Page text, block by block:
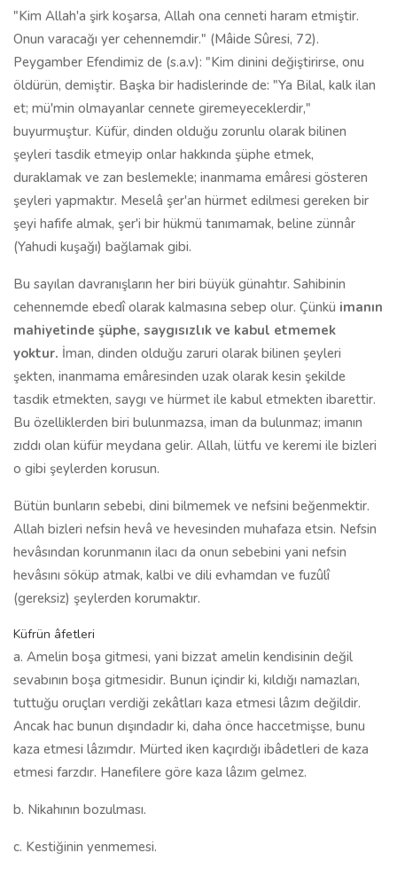
"Kim Allah'a şirk koşarsa, Allah ona cenneti haram etmiştir.
Onun varacağı yer cehennemdir." (Mâide Sûresi, 72).
Peygamber Efendimiz de (s.a.v): "Kim dinini değiştirirse, onu
öldürün, demiştir. Başka bir hadislerinde de: "Ya Bilal, kalk ilan
et; mü'min olmayanlar cennete giremeyeceklerdir,"
buyurmuştur. Küfür, dinden olduğu zorunlu olarak bilinen
şeyleri tasdik etmeyip onlar hakkında şüphe etmek,
duraklamak ve zan beslemekle; inanmama emâresi gösteren
şeyleri yapmaktır. Meselâ şer'an hürmet edilmesi gereken bir
şeyi hafife almak, şer'i bir hükmü tanımamak, beline zünnâr
(Yahudi kuşağı) bağlamak gibi.
Bu sayılan davranışların her biri büyük günahtır. Sahibinin
cehennemde ebedî olarak kalmasına sebep olur. Çünkü imanın
mahiyetinde şüphe, saygısızlık ve kabul etmemek
yoktur. İman, dinden olduğu zaruri olarak bilinen şeyleri
şekten, inanmama emâresinden uzak olarak kesin şekilde
tasdik etmekten, saygı ve hürmet ile kabul etmekten ibarettir.
Bu özelliklerden biri bulunmazsa, iman da bulunmaz; imanın
zıddı olan küfür meydana gelir. Allah, lütfu ve keremi ile bizleri
o gibi şeylerden korusun.
Bütün bunların sebebi, dini bilmemek ve nefsini beğenmektir.
Allah bizleri nefsin hevâ ve hevesinden muhafaza etsin. Nefsin
hevâsından korunmanın ilacı da onun sebebini yani nefsin
hevâsını söküp atmak, kalbi ve dili evhamdan ve fuzûlî
(gereksiz) şeylerden korumaktır.
Küfrün âfetleri
a. Amelin boşa gitmesi, yani bizzat amelin kendisinin değil
sevabının boşa gitmesidir. Bunun içindir ki, kıldığı namazları,
tuttuğu oruçları verdiği zekâtları kaza etmesi lâzım değildir.
Ancak hac bunun dışındadır ki, daha önce haccetmişse, bunu
kaza etmesi lâzımdır. Mürted iken kaçırdığı ibâdetleri de kaza
etmesi farzdır. Hanefilere göre kaza lâzım gelmez.
b. Nikahının bozulması.
c. Kestiğinin yenmemesi.